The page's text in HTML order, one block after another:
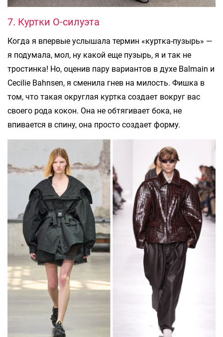
7. Куртки О-силуэта
Когда я впервые услышала термин «куртка-пузырь» —
я подумала, мол, ну какой еще пузырь, я и так не
тростинка! Но, оценив пару вариантов в духе Balmain и
Cecilie Bahnsen, я сменила гнев на милость. Фишка в
том, что такая округлая куртка создает вокруг вас
своего рода кокон. Она не обтягивает бока, не
впивается в спину, она просто создает форму.